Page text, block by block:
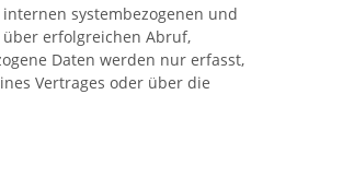
systembezogenen und
erfolgreichen Abruf,
Daten werden nur erfasst,
Vertrages oder über die